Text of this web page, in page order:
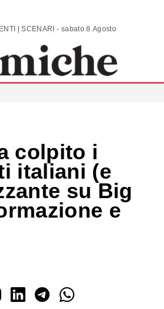
ANALISI | COMMENTI | SCENARI - sabato 8 Agosto 2026
colpito i
italiani (e
su Big
e